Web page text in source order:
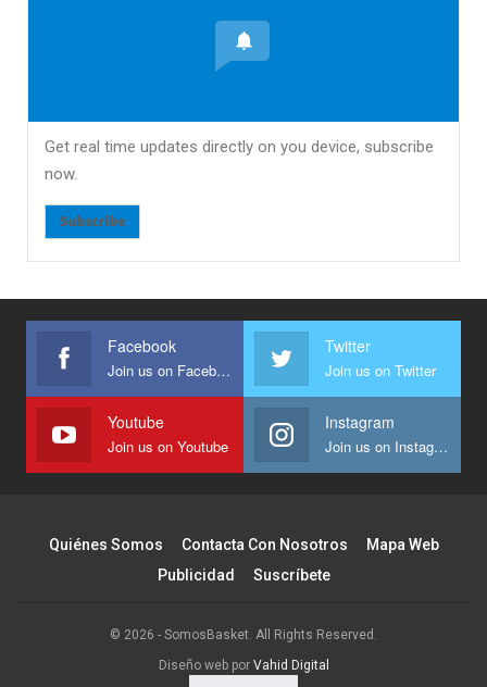
Get real time updates directly on you device, subscribe
now.
Subscribe
Facebook
Join us on Facebook
Twitter
Join us on Twitter
Youtube
Join us on Youtube
Instagram
Join us on Instagram
Quiénes Somos Contacta Con Nosotros
Mapa Web
Publicidad
Suscríbete
© 2026 - SomosBasket. All Rights Reserved.
Diseño web por Vahid Digital